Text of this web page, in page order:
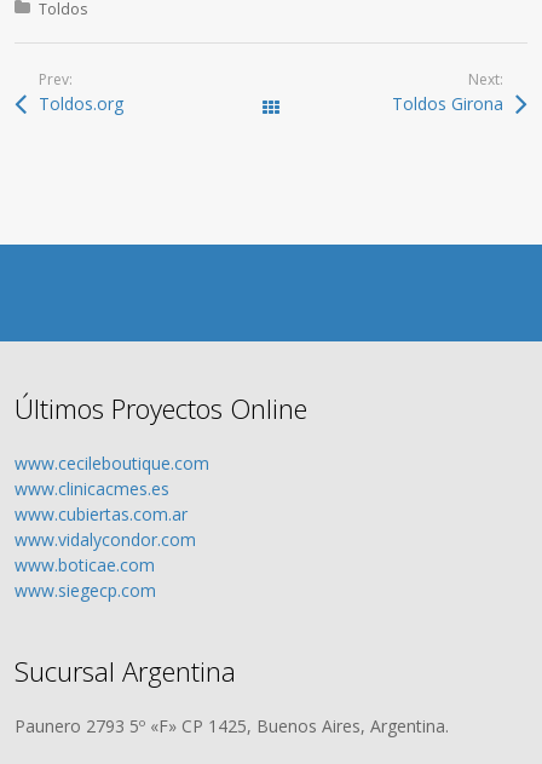
Posted in:
Toldos
Prev:
Toldos.org
Next:
Toldos Girona
Últimos Proyectos Online
www.cecileboutique.com
www.clinicacmes.es
www.cubiertas.com.ar
www.vidalycondor.com
www.boticae.com
www.siegecp.com
Sucursal Argentina
Paunero 2793 5º «F» CP 1425, Buenos Aires, Argentina.